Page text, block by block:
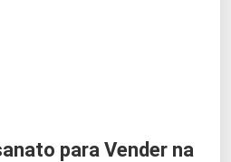
para Vender na